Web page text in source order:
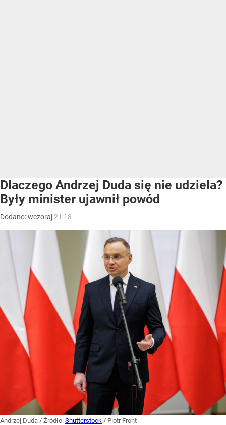
Dlaczego Andrzej Duda się nie udziela?
Były minister ujawnił powód
Dodano:wczoraj 21:18
Andrzej Duda / Źródło: Shutterstock / Piotr Front